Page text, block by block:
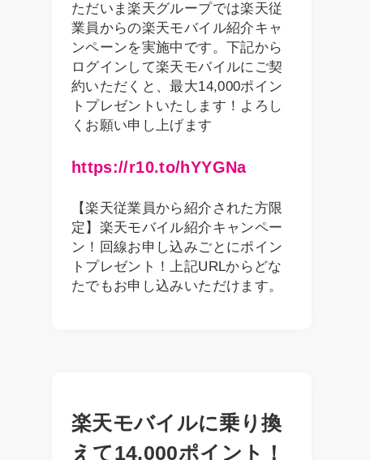
ただいま楽天グループでは楽天従
業員からの楽天モバイル紹介キャ
ンペーンを実施中です。下記から
ログインして楽天モバイルにご契
約いただくと、最大14,000ポイン
トプレゼントいたします！よろし
くお願い申し上げます
https://r10.to/hYYGNa
【楽天従業員から紹介された方限
定】楽天モバイル紹介キャンペー
ン！回線お申し込みごとにポイン
トプレゼント！上記URLからどな
たでもお申し込みいただけます。
楽天モバイルに乗り換
えて14,000ポイント！